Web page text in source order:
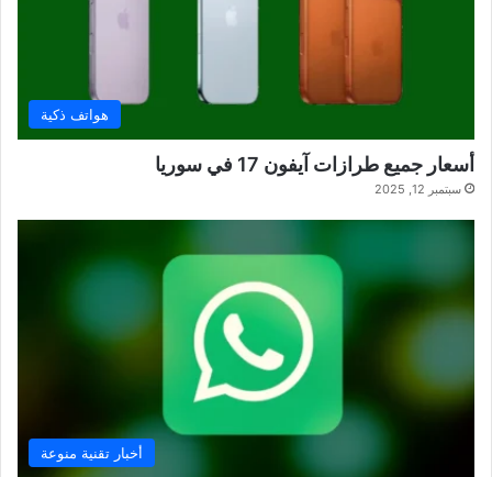
هواتف ذكية
أسعار جميع طرازات آيفون 17 في سوريا
سبتمبر 12, 2025
أخبار تقنية منوعة